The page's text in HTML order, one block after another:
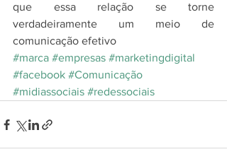
que essa relação se torne
verdadeiramente um meio de
comunicação efetivo
#marca #empresas #marketingdigital
#facebook #Comunicação
#midiassociais #redessociais